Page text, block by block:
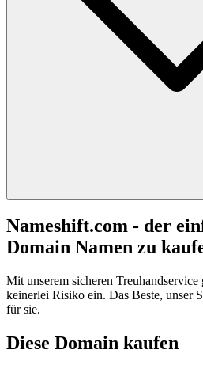
Nameshift.com - der
Domain Namen zu
Mit unserem sicheren Treuhandservice
keinerlei Risiko ein. Das Beste, unser
für sie.
Diese Domain kaufen